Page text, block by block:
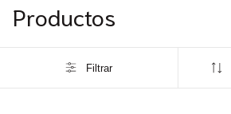
Productos
Filtrar